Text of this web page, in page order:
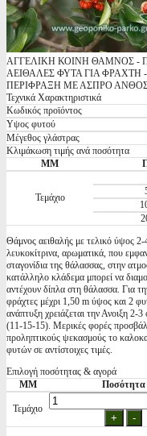
ΑΓΓΕΛΙΚΗ ΚΟΙΝΗ ΘΑΜΝΟΣ -
ΑΕΙΘΑΛΕΣ ΦΥΤΑ ΓΙΑ
ΠΕΡΙΦΡΑΞΗ ΜΕ ΑΣΠΡΟ
Τεχνικά Χαρακτηριστικά
Κωδικός προϊόντος
Υψος φυτού
Μέγεθος γλάστρας
Κλιμάκωση τιμής ανά ποσότητα
ΜΜ
Τεμάχιο
Θάμνος αειθαλής με τελικό ύψος
λευκοκίτρινα, αρωματικά, που
σταγονίδια της θάλασσας, στην
κατάλληλο κλάδεμα μπορεί να
αντέχουν δίπλα στη θάλασσα. Για
φράχτες μέχρι 1,50 m ύψος και 2
ανάπτυξη χρειάζεται την Ανοιξη
(11-15-15). Μερικές φορές
προληπτικούς ψεκασμούς το
φυτών σε αντίστοιχες τιμές.
Επιλογή ποσότητας & αγορά
ΜΜ
Ποσότητα
Τεμάχιο